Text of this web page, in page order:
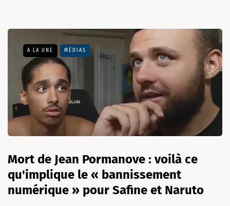
A LA UNE MÉDIAS
Mort de Jean Pormanove : voilà ce
qu'implique le « bannissement
numérique » pour Safine et Naruto